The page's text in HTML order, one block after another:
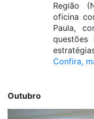
Região
oficina
Paula,
questões
Confira,
Outubro